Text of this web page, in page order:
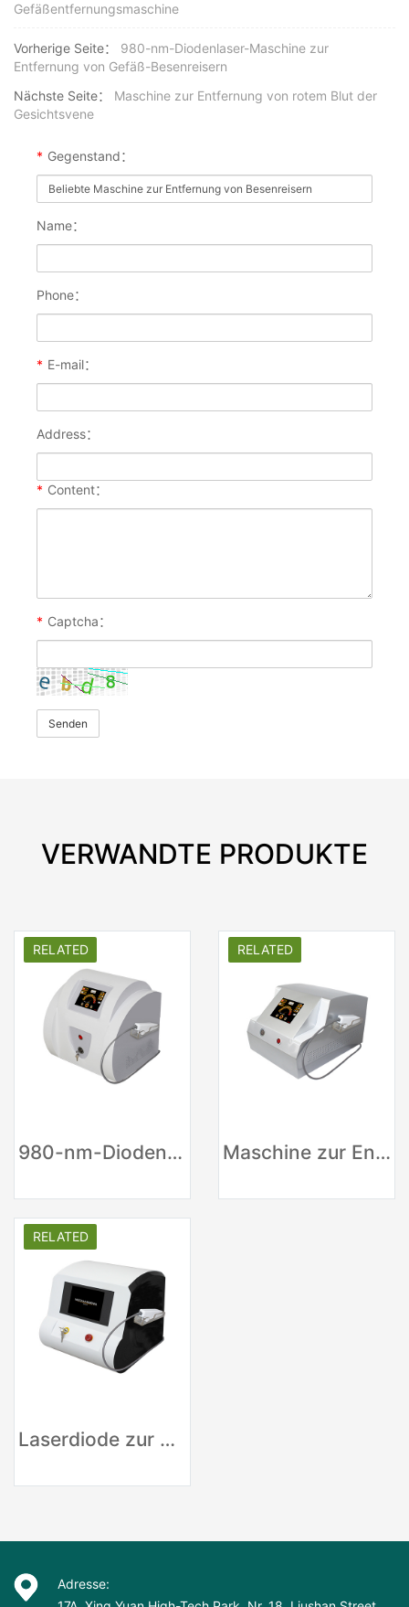
Gefäßentfernungsmaschine
Vorherige Seite：
980-nm-Diodenlaser-Maschine zur
Entfernung von Gefäß-Besenreisern
Nächste Seite：
Maschine zur Entfernung von rotem Blut der
Gesichtsvene
* Gegenstand：
Name：
Phone：
* E-mail：
Address：
* Content：
* Captcha：
Senden
VERWANDTE PRODUKTE
RELATED
980-nm-Diodenlaser-Maschine zur Entfernung von Gefäß-Besenreisern
RELATED
Maschine zur Entfernung von rotem Blut der Gesichtsvene
RELATED
Laserdiode zur Entfernung von Gefäßblutgefäßen 980 nm
Adresse: